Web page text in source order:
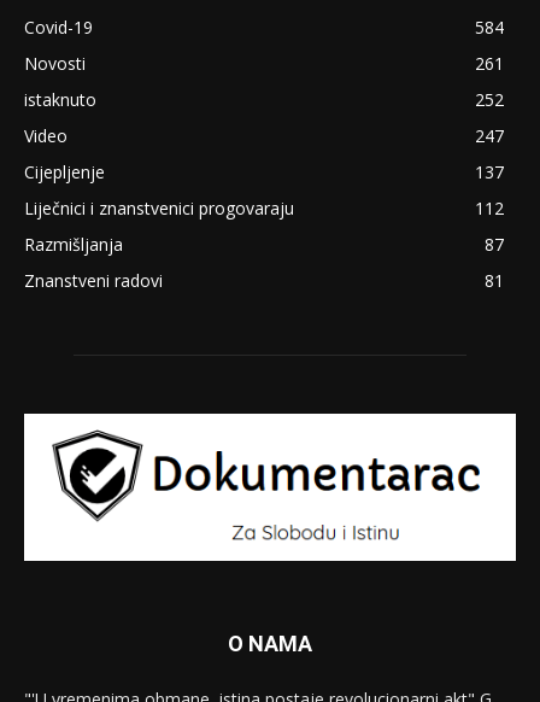
Covid-19
584
Novosti
261
istaknuto
252
Video
247
Cijepljenje
137
Liječnici i znanstvenici progovaraju
112
Razmišljanja
87
Znanstveni radovi
81
O NAMA